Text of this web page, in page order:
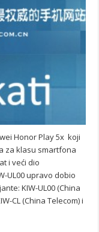
Honor Play 5x koji
za klasu smartfona
i veći dio
UL00 upravo dobio
KIW-UL00 (China
CL (China Telecom) i